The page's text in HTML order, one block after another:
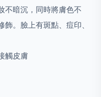
不暗沉，同時將膚色不
。臉上有斑點、痘印、
觸皮膚